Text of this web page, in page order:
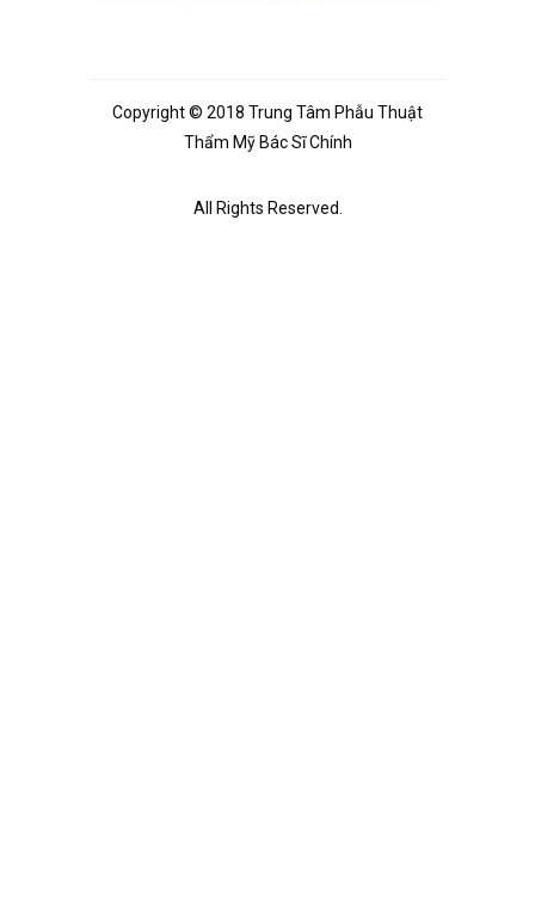
Copyright © 2018 Trung Tâm Phẫu Thuật
Thẩm Mỹ Bác Sĩ Chính
All Rights Reserved.